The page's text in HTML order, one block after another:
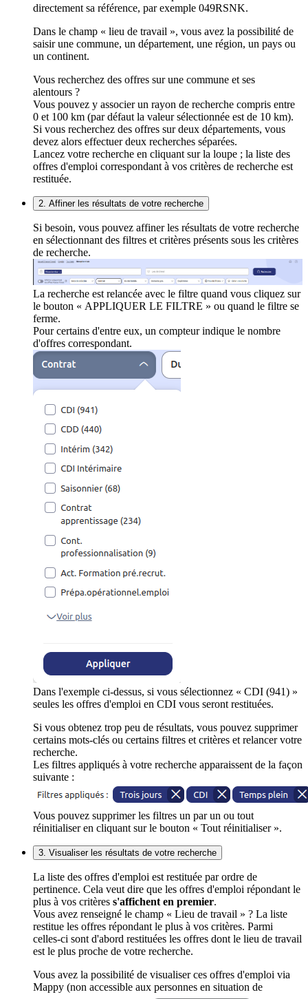
directement sa référence, par exemple 049RSNK.
Dans le champ « lieu de travail », vous avez la possibilité de
saisir une commune, un département, une région, un pays ou
un continent.
Vous recherchez des offres sur une commune et ses
alentours ?
Vous pouvez y associer un rayon de recherche compris entre
0 et 100 km (par défaut la valeur sélectionnée est de 10 km).
Si vous recherchez des offres sur deux départements, vous
devez alors effectuer deux recherches séparées.
Lancez votre recherche en cliquant sur la loupe ; la liste des
offres d'emploi correspondant à vos critères de recherche est
restituée.
2. Affiner les résultats de votre recherche
Si besoin, vous pouvez affiner les résultats de votre recherche
en sélectionnant des filtres et critères présents sous les critères
de recherche.
La recherche est relancée avec le filtre quand vous cliquez sur
le bouton « APPLIQUER LE FILTRE » ou quand le filtre se
ferme.
Pour certains d'entre eux, un compteur indique le nombre
d'offres correspondant.
Dans l'exemple ci-dessus, si vous sélectionnez « CDI (941) »
seules les offres d'emploi en CDI vous seront restituées.
Si vous obtenez trop peu de résultats, vous pouvez supprimer
certains mots-clés ou certains filtres et critères et relancer votre
recherche.
Les filtres appliqués à votre recherche apparaissent de la façon
suivante :
Vous pouvez supprimer les filtres un par un ou tout
réinitialiser en cliquant sur le bouton « Tout réinitialiser ».
3. Visualiser les résultats de votre recherche
La liste des offres d'emploi est restituée par ordre de
pertinence. Cela veut dire que les offres d'emploi répondant le
plus à vos critères s'affichent en premier.
Vous avez renseigné le champ « Lieu de travail » ? La liste
restitue les offres répondant le plus à vos critères. Parmi
celles-ci sont d'abord restituées les offres dont le lieu de travail
est le plus proche de votre recherche.
Vous avez la possibilité de visualiser ces offres d'emploi via
Mappy (non accessible aux personnes en situation de